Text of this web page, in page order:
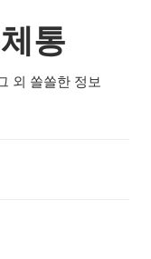
통
외 쏠쏠한 정보